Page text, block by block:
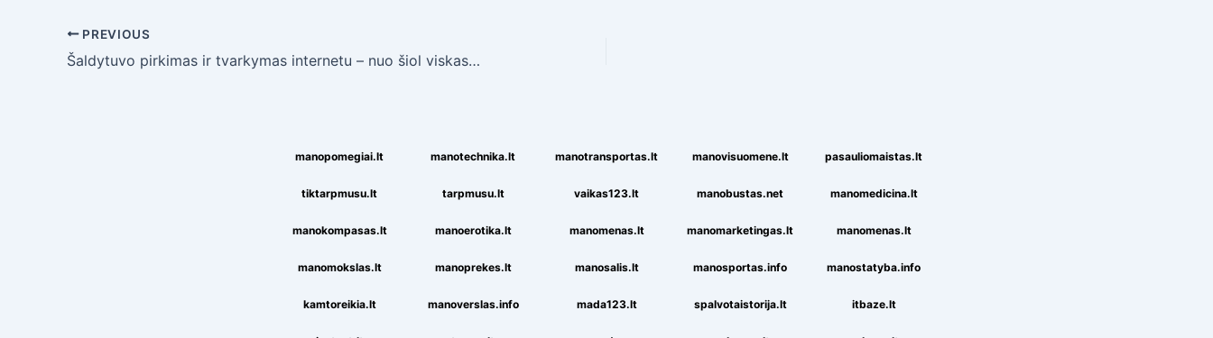
Post
navigation
PREVIOUS
Šaldytuvo pirkimas ir tvarkymas internetu – nuo šiol viskas paprasta kaip 2×2
manopomegiai.lt manotechnika.lt manotransportas.lt manovisuomene.lt pasauliomaistas.lt
tiktarpmusu.lt tarpmusu.lt vaikas123.lt manobustas.net manomedicina.lt
manokompasas.lt manoerotika.lt manomenas.lt manomarketingas.lt manomenas.lt
manomokslas.lt manoprekes.lt manosalis.lt manosportas.info manostatyba.info
kamtoreikia.lt manoverslas.info mada123.lt spalvotaistorija.lt itbaze.lt